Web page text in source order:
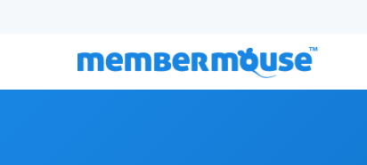
Folge 137: Wie persönliche Entwicklung und